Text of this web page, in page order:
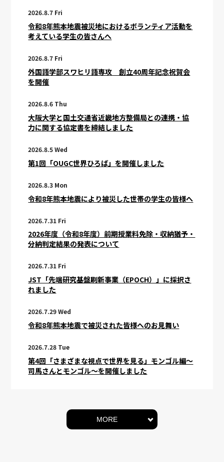
2026.8.7 Fri
令和8年熊本地震被災地におけるボランティア活動を
考えている学生の皆さんへ
2026.8.7 Fri
外国語学部スワヒリ語専攻 創立40周年記念祝賀会
を開催
2026.8.6 Thu
大阪大学と国土交通省近畿地方整備局との連携・協
力に関する協定書を締結しました
2026.8.5 Wed
第1回「OUGC世界ひろば」を開催しました
2026.8.3 Mon
令和8年熊本地震により被災した世帯の学生の皆様へ
2026.7.31 Fri
2026年度（令和8年度）前期授業料免除・収納猶予・
分納判定結果の発表について
2026.7.31 Fri
JST「先端研究基盤刷新事業（EPOCH）」に採択さ
れました
2026.7.29 Wed
令和8年熊本地震で被災された皆様へのお見舞い
2026.7.28 Tue
第4回「さまざまな視点で世界を見る」モンゴル編～
司馬さんとモンゴル～を開催しました
MORE